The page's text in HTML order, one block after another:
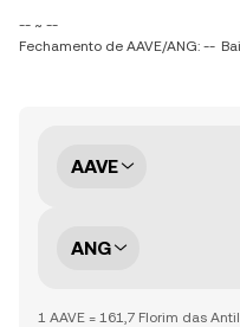
-- ~ --
Fechamento de AAVE/ANG: --
AAVE
ANG
1 AAVE = 161,7 Florim das